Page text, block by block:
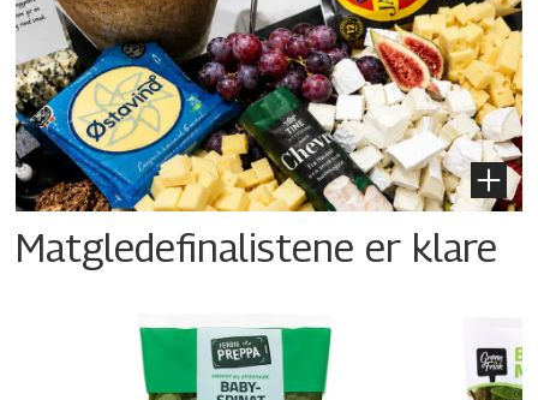
Matgledefinalistene er klare